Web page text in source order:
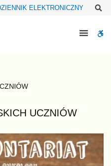
ELEKTRONICZNY
UCZNIÓW